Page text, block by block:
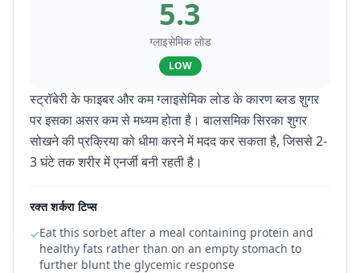
5.3
ग्लाइसेमिक लोड
LOW
स्ट्रॉबेरी के फाइबर और कम ग्लाइसेमिक लोड के कारण ब्लड शुगर
पर इसका असर कम से मध्यम होता है। बालसमिक सिरका शुगर
सोखने की प्रक्रिया को धीमा करने में मदद कर सकता है, जिससे 2-
3 घंटे तक शरीर में एनर्जी बनी रहती है।
रक्त शर्करा टिप्स
✓Eat this sorbet after a meal containing protein and
healthy fats rather than on an empty stomach to
further blunt the glycemic response